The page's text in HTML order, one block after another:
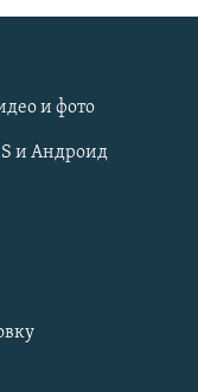
и фото
и Андроид